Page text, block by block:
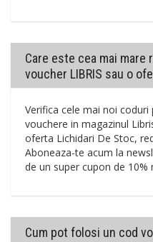
Care este cea mai
voucher LIBRIS sau o
Verifica cele mai noi
vouchere in magazinul
oferta Lichidari De Stoc,
Aboneaza-te acum la
de un super cupon de 10%
Cum pot folosi un cod